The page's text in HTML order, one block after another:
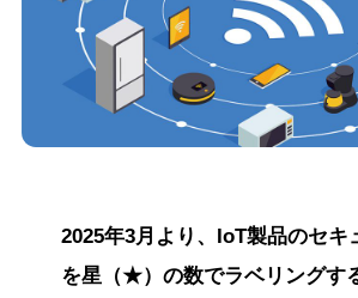
2025年3月より、IoT製品のセキ
を星（★）の数でラベリングす